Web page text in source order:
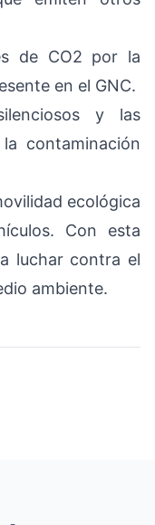
de CO2 por la
en el GNC.
y las
contaminación
ecológica
Con esta
luchar contra el
ambiente.